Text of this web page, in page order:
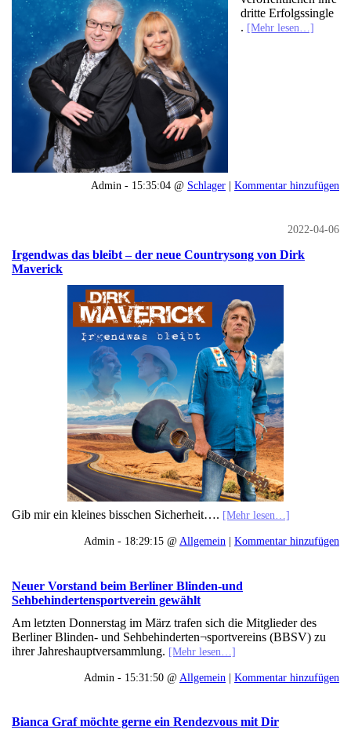
dritte Erfolgssingle
. [Mehr lesen…]
Admin - 15:35:04 @ Schlager | Kommentar hinzufügen
2022-04-06
Irgendwas das bleibt – der neue Countrysong von Dirk
Maverick
Gib mir ein kleines bisschen Sicherheit…. [Mehr lesen…]
Admin - 18:29:15 @ Allgemein | Kommentar hinzufügen
Neuer Vorstand beim Berliner Blinden-und
Sehbehindertensportverein gewählt
Am letzten Donnerstag im März trafen sich die Mitglieder des
Berliner Blinden- und Sehbehinderten¬sportvereins (BBSV) zu
ihrer Jahreshauptversammlung. [Mehr lesen…]
Admin - 15:31:50 @ Allgemein | Kommentar hinzufügen
Bianca Graf möchte gerne ein Rendezvous mit Dir